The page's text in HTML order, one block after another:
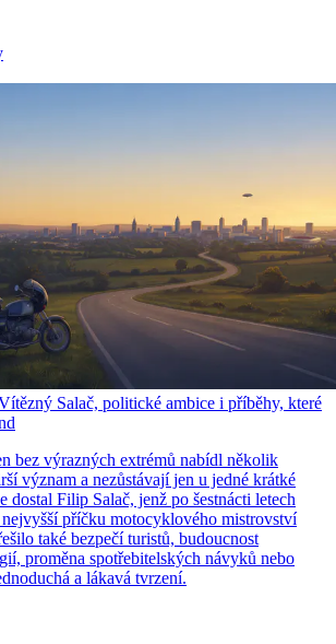
Salač, politické ambice i příběhy, které
bez výrazných extrémů nabídl několik
význam a nezůstávají jen u jedné krátké
dostal Filip Salač, jenž po šestnácti letech
příčku motocyklového mistrovství
také bezpečí turistů, budoucnost
proměna spotřebitelských návyků nebo
a lákavá tvrzení.